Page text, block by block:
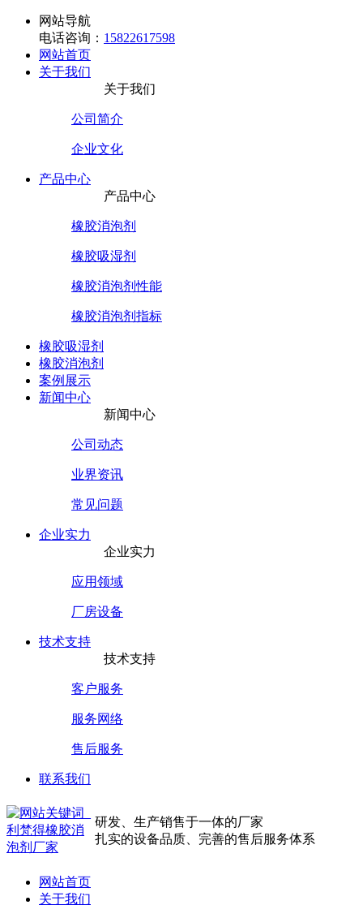
网站导航
电话咨询： 15822617598
网站首页
关于我们
关于我们
公司简介
企业文化
产品中心
产品中心
橡胶消泡剂
橡胶吸湿剂
橡胶消泡剂性能
橡胶消泡剂指标
橡胶吸湿剂
橡胶消泡剂
案例展示
新闻中心
新闻中心
公司动态
业界资讯
常见问题
企业实力
企业实力
应用领域
厂房设备
技术支持
技术支持
客户服务
服务网络
售后服务
联系我们
研发、生产销售于一体的厂家
扎实的设备品质、完善的售后服务体系
网站首页
关于我们